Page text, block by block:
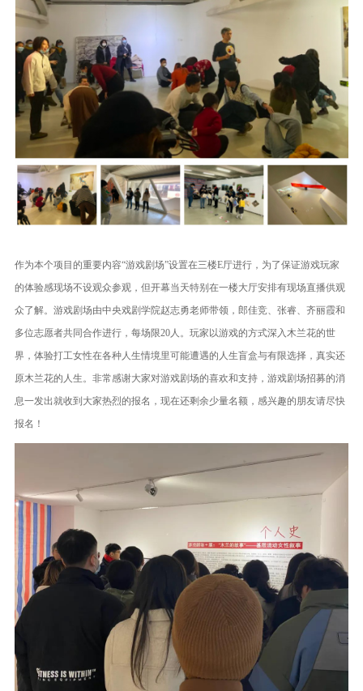
作为本个项目的重要内容“游戏剧场”设置在三楼E厅进行，为了保证游戏玩家
的体验感现场不设观众参观，但开幕当天特别在一楼大厅安排有现场直播供观
众了解。游戏剧场由中央戏剧学院赵志勇老师带领，郎佳竞、张睿、齐丽霞和
多位志愿者共同合作进行，每场限20人。玩家以游戏的方式深入木兰花的世
界，体验打工女性在各种人生情境里可能遭遇的人生盲盒与有限选择，真实还
原木兰花的人生。非常感谢大家对游戏剧场的喜欢和支持，游戏剧场招募的消
息一发出就收到大家热烈的报名，现在还剩余少量名额，感兴趣的朋友请尽快
报名！